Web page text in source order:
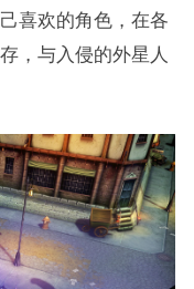
喜欢的角色，在各
，与入侵的外星人